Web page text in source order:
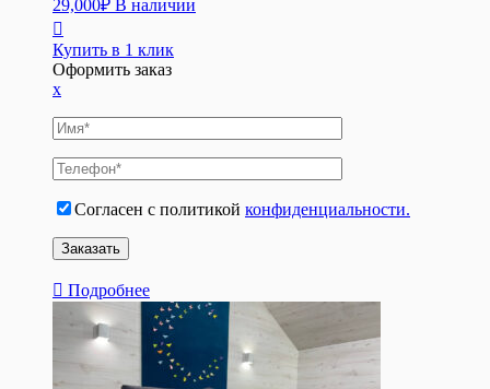
29,000₽ В наличии
Купить в 1 клик
Оформить заказ
x
Согласен с политикой конфиденциальности.
Подробнее